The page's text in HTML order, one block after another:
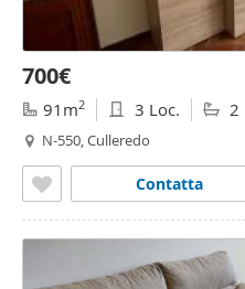
700€
91m2 3 Loc. 2
N-550, Culleredo
Contatta